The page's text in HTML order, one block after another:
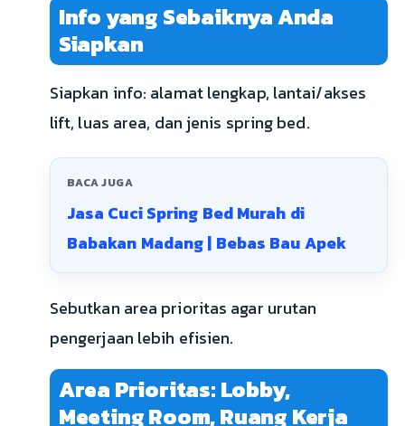
Info yang Sebaiknya Anda
Siapkan
Siapkan info: alamat lengkap, lantai/akses
lift, luas area, dan jenis spring bed.
BACA JUGA
Jasa Cuci Spring Bed Murah di
Babakan Madang | Bebas Bau Apek
Sebutkan area prioritas agar urutan
pengerjaan lebih efisien.
Area Prioritas: Lobby,
Meeting Room, Ruang Kerja